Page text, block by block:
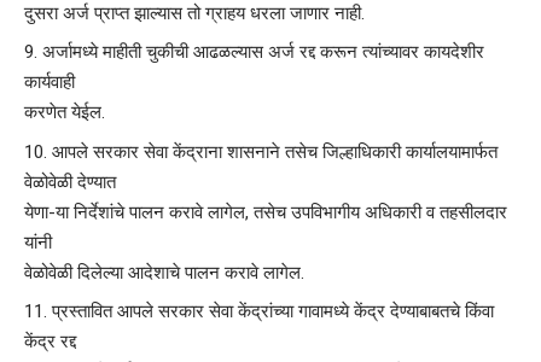
दुसरा अर्ज प्राप्त झाल्यास तो ग्राहय धरला जाणार नाही.
अर्जामध्ये माहीती चुकीची आढळल्यास अर्ज रद्द करून त्यांच्यावर कायदेशीर
कार्यवाही
करणेत येईल.
आपले सरकार सेवा केंद्राना शासनाने तसेच जिल्हाधिकारी कार्यालयामार्फत
वेळोवेळी देण्यात
येणा-या निर्देशांचे पालन करावे लागेल, तसेच उपविभागीय अधिकारी व तहसीलदार
यांनी
वेळोवेळी दिलेल्या आदेशाचे पालन करावे लागेल.
प्रस्तावित आपले सरकार सेवा केंद्रांच्या गावामध्ये केंद्र देण्याबाबतचे किंवा
केंद्र रद्द